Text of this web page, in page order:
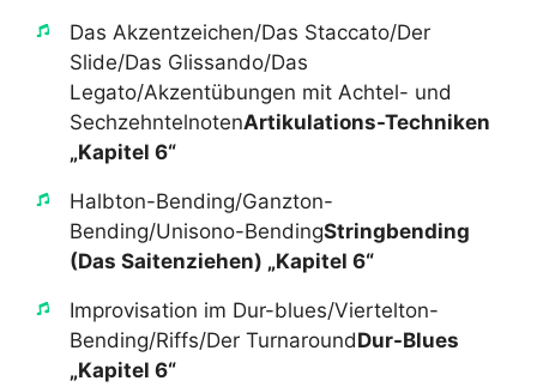
​Das Akzentzeichen/Das Staccato/Der
Slide/Das Glissando/Das
Legato/Akzentübungen mit Achtel- und
Sechzehntelnoten​Artikulations-Techniken
„Kapitel 6“
​Halbton-Bending/Ganzton-
Bending/Unisono-Bending​Stringbending
(Das Saitenziehen) „Kapitel 6“
​Improvisation im Dur-blues/Viertelton-
Bending/Riffs/Der Turnaround​Dur-Blues
„Kapitel 6“